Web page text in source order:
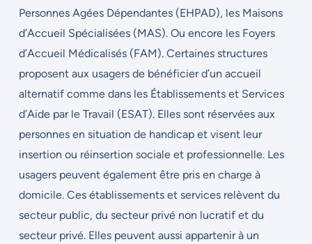
Personnes Agées Dépendantes (EHPAD), les Maisons
d’Accueil Spécialisées (MAS). Ou encore les Foyers
d’Accueil Médicalisés (FAM). Certaines structures
proposent aux usagers de bénéficier d’un accueil
alternatif comme dans les Établissements et Services
d’Aide par le Travail (ESAT). Elles sont réservées aux
personnes en situation de handicap et visent leur
insertion ou réinsertion sociale et professionnelle. Les
usagers peuvent également être pris en charge à
domicile. Ces établissements et services relèvent du
secteur public, du secteur privé non lucratif et du
secteur privé. Elles peuvent aussi appartenir à un